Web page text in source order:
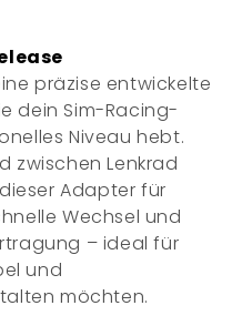
präzise entwickelte
dein Sim-Racing-
Niveau hebt.
zwischen Lenkrad
Adapter für
Wechsel und
– ideal für
und
möchten.